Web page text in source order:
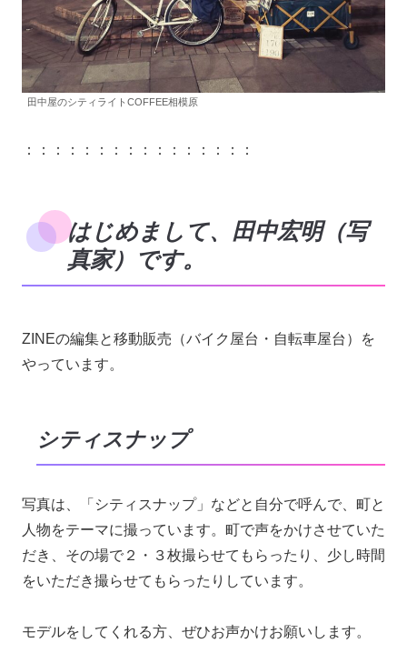
田中屋のシティライトCOFFEE相模原
：：：：：：：：：：：：：：：：
はじめまして、田中宏明（写
真家）です。
ZINEの編集と移動販売（バイク屋台・自転車屋台）を
やっています。
シティスナップ
写真は、「シティスナップ」などと自分で呼んで、町と
人物をテーマに撮っています。町で声をかけさせていた
だき、その場で２・３枚撮らせてもらったり、少し時間
をいただき撮らせてもらったりしています。
モデルをしてくれる方、ぜひお声かけお願いします。